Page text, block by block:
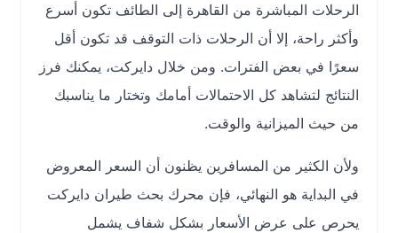
الرحلات المباشرة من القاهرة إلى الطائف تكون أسرع
وأكثر راحة، إلا أن الرحلات ذات التوقف قد تكون أقل
سعرًا في بعض الفترات. ومن خلال دايركت، يمكنك فرز
النتائج لتشاهد كل الاحتمالات أمامك وتختار ما يناسبك
من حيث الميزانية والوقت.
ولأن الكثير من المسافرين يظنون أن السعر المعروض
في البداية هو النهائي، فإن محرك بحث طيران دايركت
يحرص على عرض الأسعار بشكل شفاف يشمل